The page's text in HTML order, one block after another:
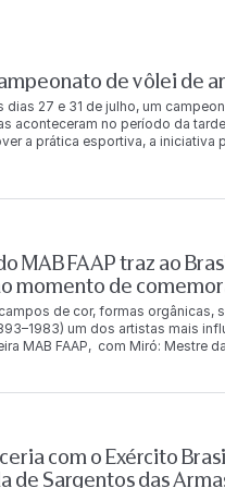
de vôlei de
dias 27 e 31 de julho, um
aconteceram no período da
a prática esportiva, a
1º lugar Bianca Rosetti
Cecília Meirelles 3º
Vieira O campeonato
e o bem-estar de seus
MAB FAAP traz ao
momento de
de cor, formas
um dos artistas mais
MAB FAAP, com Miró: Mestre
reúne obras que serão vistas no
obras integrantes de
Miró Mallorca, o Museu de
da produção do
com o Exército
de Sargentos das